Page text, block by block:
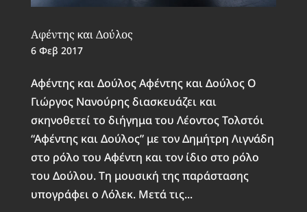
Αφέντης και Δούλος
6 Φεβ 2017
Αφέντης και Δούλος Αφέντης και Δούλος Ο
Γιώργος Νανούρης διασκευάζει και
σκηνοθετεί το διήγημα του Λέοντος Τολστόι
“Αφέντης και Δούλος” με τον Δημήτρη Λιγνάδη
στο ρόλο του Αφέντη και τον ίδιο στο ρόλο
του Δούλου. Τη μουσική της παράστασης
υπογράφει ο Λόλεκ. Μετά τις...